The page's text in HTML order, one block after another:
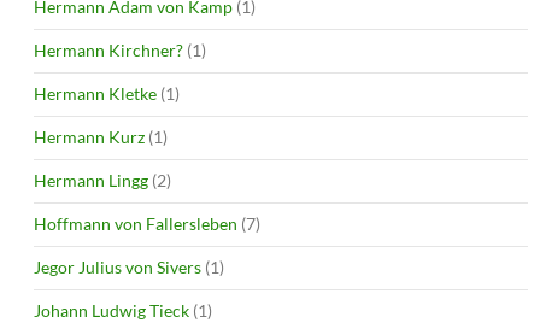
Hermann Adam von Kamp (1)
Hermann Kirchner? (1)
Hermann Kletke (1)
Hermann Kurz (1)
Hermann Lingg (2)
Hoffmann von Fallersleben (7)
Jegor Julius von Sivers (1)
Johann Ludwig Tieck (1)